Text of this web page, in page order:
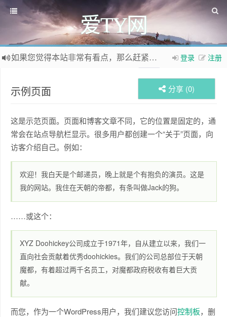
爱TY网
登录 注册
如果您觉得本站非常有看点，那么赶紧使用Ctrl+D 收藏爱TY网吧
示例页面 分享 (0)
这是示范页面。页面和博客文章不同，它的位置是固定的，通
常会在站点导航栏显示。很多用户都创建一个“关于”页面，向
访客介绍自己。例如：
欢迎！我白天是个邮递员，晚上就是个有抱负的演员。这是
我的网站。我住在天朝的帝都，有条叫做Jack的狗。
……或这个：
XYZ Doohickey公司成立于1971年，自从建立以来，我们一
直向社会贡献着优秀doohickies。我们的公司总部位于天朝
魔都，有着超过两千名员工，对魔都政府税收有着巨大贡
献。
而您，作为一个WordPress用户，我们建议您访问控制板，删